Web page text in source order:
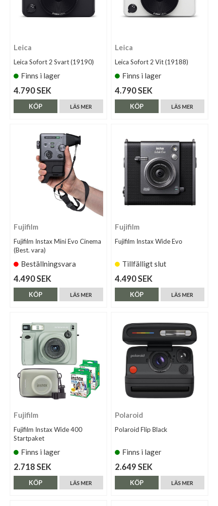
Leica
Leica Sofort 2 Svart (19190)
Finns i lager
4.790 SEK
LÄS MER
KÖP
Leica
Leica Sofort 2 Vit (19188)
Finns i lager
4.790 SEK
LÄS MER
KÖP
Fujifilm
Fujifilm Instax Mini Evo Cinema
(Best. vara)
Beställningsvara
4.490 SEK
LÄS MER
KÖP
Fujifilm
Fujifilm Instax Wide Evo
Tillfälligt slut
4.490 SEK
LÄS MER
KÖP
Fujifilm
Fujifilm Instax Wide 400
Startpaket
Finns i lager
2.718 SEK
LÄS MER
KÖP
Polaroid
Polaroid Flip Black
Finns i lager
2.649 SEK
LÄS MER
KÖP